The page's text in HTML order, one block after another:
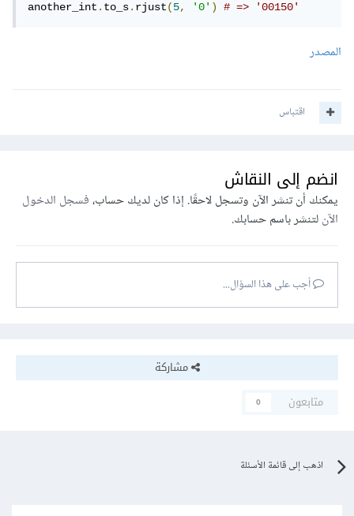
another_int.to_s.rjust(5, '0') # => '00150'
المصدر
اقتباس
انضم إلى النقاش
يمكنك أن تنشر الآن وتسجل لاحقًا. إذا كان لديك حساب،فسجل الدخول
الآنلتنشر باسم حسابك.
أجب على هذا السؤال...
مشاركة
متابعون
0
اذهب إلى قائمة الأسئلة